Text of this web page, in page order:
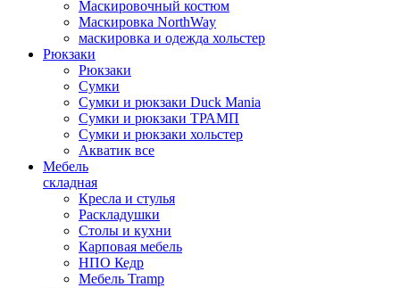
Маскировочный костюм
Маскировка NorthWay
маскировка и одежда хольстер
Рюкзаки
Рюкзаки
Сумки
Сумки и рюкзаки Duck Mania
Сумки и рюкзаки ТРАМП
Сумки и рюкзаки хольстер
Акватик все
Мебель
складная
Кресла и стулья
Раскладушки
Столы и кухни
Карповая мебель
НПО Кедр
Мебель Tramp